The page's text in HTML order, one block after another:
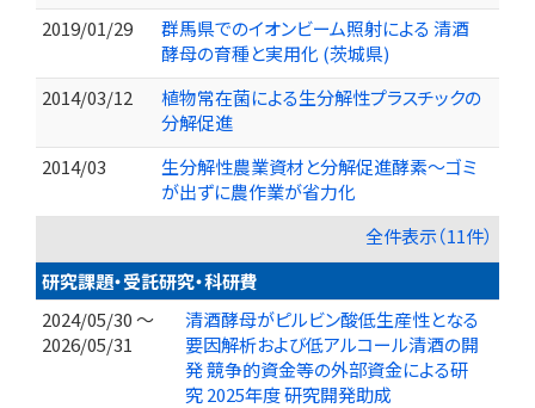
2019/01/29
群馬県でのイオンビーム照射による 清酒
酵母の育種と実用化 (茨城県)
2014/03/12
植物常在菌による生分解性プラスチックの
分解促進
2014/03
生分解性農業資材と分解促進酵素～ゴミ
が出ずに農作業が省力化
全件表示（11件）
研究課題・受託研究・科研費
2024/05/30 ～
2026/05/31
清酒酵母がピルビン酸低生産性となる
要因解析および低アルコール清酒の開
発 競争的資金等の外部資金による研
究 2025年度 研究開発助成